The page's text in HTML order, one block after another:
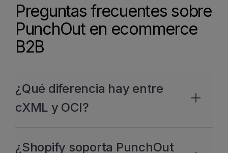
Preguntas frecuentes sobre
PunchOut en ecommerce
B2B
¿Qué diferencia hay entre
cXML y OCI?
que cumplen la misma función con
¿Shopify soporta PunchOut